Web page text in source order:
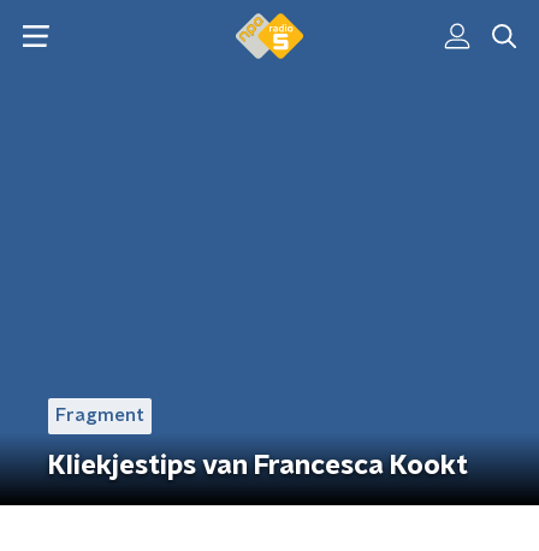
Fragment
Kliekjestips van Francesca Kookt